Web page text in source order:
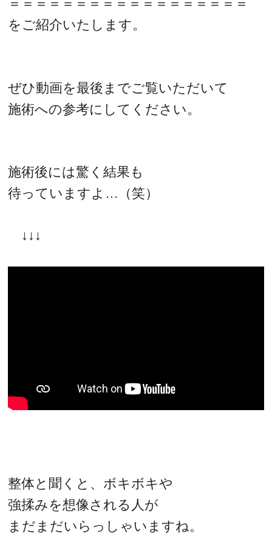
＝＝＝＝＝＝＝＝＝＝＝＝＝＝＝＝＝＝
をご紹介いたします。
ぜひ動画を最後までご覧いただいて
施術への参考にしてください。
施術後には驚く結果も
待っていますよ…（笑）
↓↓↓
整体と聞くと、ボキボキや
強揉みを想像される人が
まだまだいらっしゃいますね。